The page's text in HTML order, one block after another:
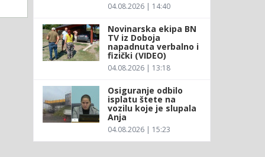
04.08.2026 | 14:40
Novinarska ekipa BN
TV iz Doboja
napadnuta verbalno i
fizički (VIDEO)
04.08.2026 | 13:18
Osiguranje odbilo
isplatu štete na
vozilu koje je slupala
Anja
04.08.2026 | 15:23